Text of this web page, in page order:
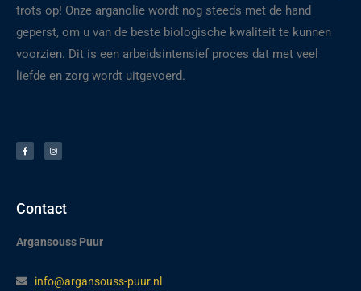
trots op! Onze arganolie wordt nog steeds met de hand
geperst, om u van de beste biologische kwaliteit te kunnen
voorzien. Dit is een arbeidsintensief proces dat met veel
liefde en zorg wordt uitgevoerd.
c
e
b
s
t
a
Contact
Argansouss Puur
info@argansouss-puur.nl